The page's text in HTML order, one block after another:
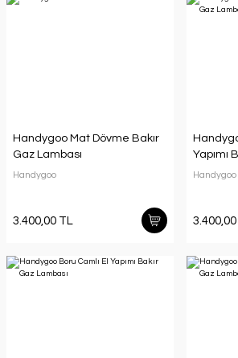
Handygoo Mat Dövme Bakır
Gaz Lambası
Handygoo
3.400,00 TL
Yapımı
Handygoo